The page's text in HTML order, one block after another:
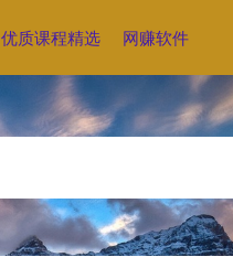
优质课程精选 网赚软件